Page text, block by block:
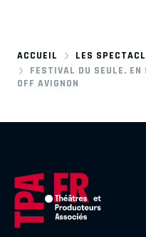
ACCUEIL
LES
FESTIVAL DU SEULE.
OFF AVIGNON